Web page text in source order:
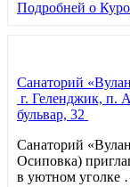
Подробней о
Санаторий
г. Геленджик, п.
бульвар, 32
Санаторий
Осиповка)
в уютном уголке